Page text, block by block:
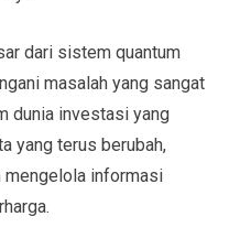
dari sistem quantum
masalah yang sangat
dunia investasi yang
yang terus berubah,
mengelola informasi